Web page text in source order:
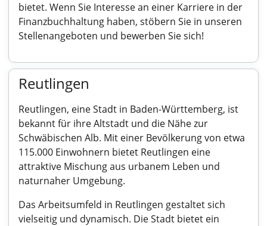
bietet. Wenn Sie Interesse an einer Karriere in der
Finanzbuchhaltung haben, stöbern Sie in unseren
Stellenangeboten und bewerben Sie sich!
Reutlingen
Reutlingen, eine Stadt in Baden-Württemberg, ist
bekannt für ihre Altstadt und die Nähe zur
Schwäbischen Alb. Mit einer Bevölkerung von etwa
115.000 Einwohnern bietet Reutlingen eine
attraktive Mischung aus urbanem Leben und
naturnaher Umgebung.
Das Arbeitsumfeld in Reutlingen gestaltet sich
vielseitig und dynamisch. Die Stadt bietet ein